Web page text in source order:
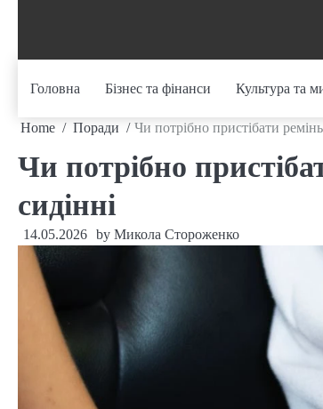
Головна Бізнес та фінанси Культура та
Home Поради Чи потрібно пристібати
Чи потрібно
сидінні
14.05.2026 by Микола Стороженко